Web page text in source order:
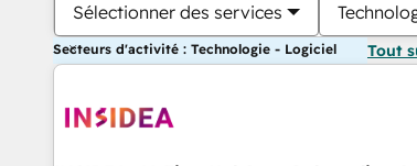
Sélectionner des services
Secteurs d'activité : Technologie - Logiciel Tout